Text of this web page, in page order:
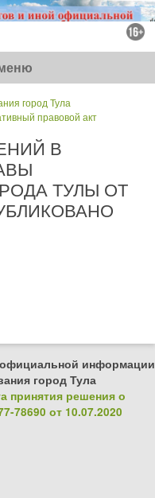
город Тула
правовой акт
В
ТУЛЫ ОТ
информации
город Тула
принятия решения о
78690 от 10.07.2020